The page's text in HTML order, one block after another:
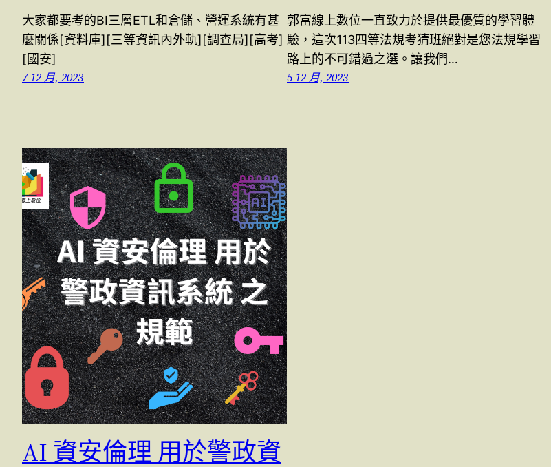
大家都要考的BI三層ETL和倉儲、營運系統有甚
麼關係[資料庫][三等資訊內外軌][調查局][高考]
[國安]
7 12 月, 2023
郭富線上數位一直致力於提供最優質的學習體
驗，這次113四等法規考猜班絕對是您法規學習
路上的不可錯過之選。讓我們…
5 12 月, 2023
AI 資安倫理 用於警政資